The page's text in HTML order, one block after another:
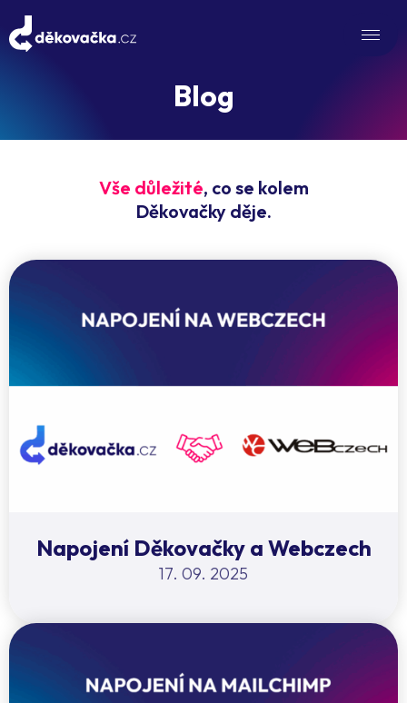
Blog
Vše důležité, co se kolem
Děkovačky děje.
Napojení Děkovačky a Webczech
17. 09. 2025